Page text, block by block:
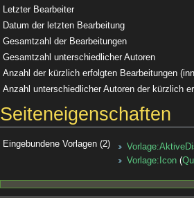
Letzter Bearbeiter
Datum der letzten Bearbeitung
Gesamtzahl der Bearbeitungen
Gesamtzahl unterschiedlicher Autoren
Anzahl der kürzlich erfolgten Bearbeitungen
Anzahl unterschiedlicher Autoren der kürzlich
Seiteneigenschaften
Eingebundene Vorlagen (2)
Vorlage:Icon (